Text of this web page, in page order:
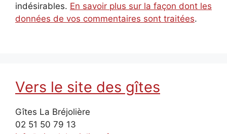
indésirables. En savoir plus sur la façon dont les
données de vos commentaires sont traitées.
Vers le site des gîtes
Gîtes La Bréjolière
02 51 50 79 13